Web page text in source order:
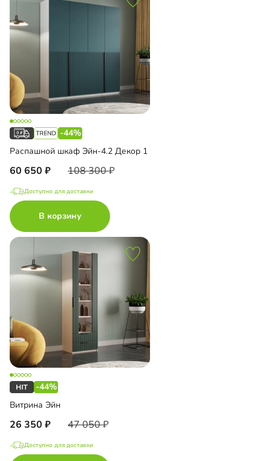
-44%
Распашной шкаф Эйн-4.2 Декор 1
60 650 108 300
Доступно для доставки
В корзину
-44%
Витрина Эйн
26 350 47 050
Доступно для доставки